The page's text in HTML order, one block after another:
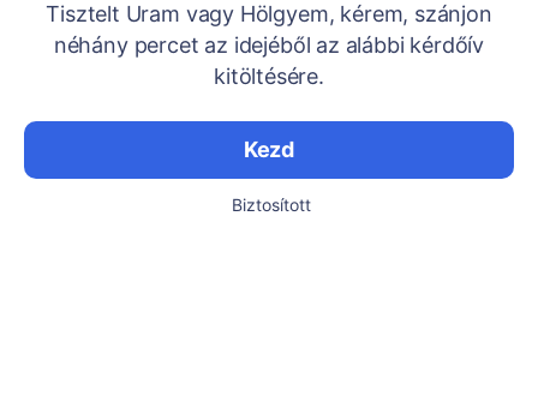
Tisztelt Uram vagy Hölgyem, kérem, szánjon
néhány percet az idejéből az alábbi kérdőív
kitöltésére.
Kezd
Biztosított